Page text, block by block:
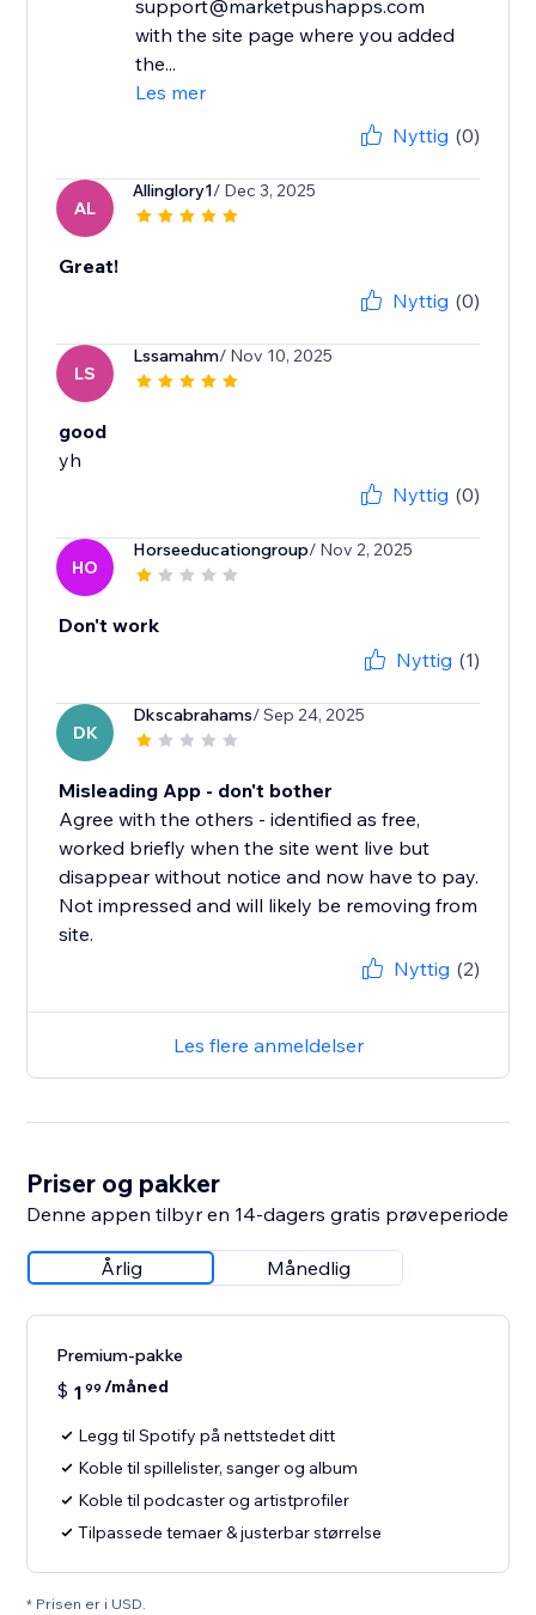
support@marketpushapps.com
with the site page where you added
the...
Les mer
Nyttig (0)
AL
Allinglory1/ Dec 3, 2025
Great!
Nyttig (0)
LS
Lssamahm/ Nov 10, 2025
good
yh
Nyttig (0)
HO
Horseeducationgroup/ Nov 2, 2025
Don't work
Nyttig (1)
DK
Dkscabrahams/ Sep 24, 2025
Misleading App - don't bother
Agree with the others - identified as free,
worked briefly when the site went live but
disappear without notice and now have to pay.
Not impressed and will likely be removing from
site.
Nyttig (2)
Les flere anmeldelser
Priser og pakker
Denne appen tilbyr en 14-dagers gratis prøveperiode
Årlig Månedlig
Premium-pakke
$ 1 99 /måned
Legg til Spotify på nettstedet ditt
Koble til spillelister, sanger og album
Koble til podcaster og artistprofiler
Tilpassede temaer & justerbar størrelse
* Prisen er i USD.